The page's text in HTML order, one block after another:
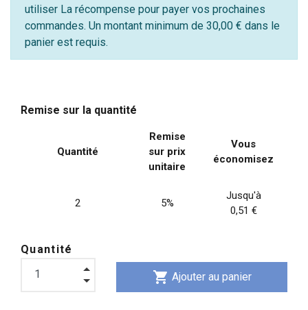
utiliser La récompense pour payer vos prochaines
commandes. Un montant minimum de 30,00 € dans le
panier est requis.
Remise sur la quantité
Quantité
Remise
sur prix
unitaire
Vous
économisez
2 5%
Jusqu'à
0,51 €
Quantité
shopping_cart Ajouter au panier